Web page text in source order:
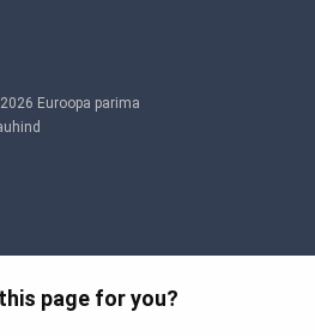
page for you?
Euroopa parima